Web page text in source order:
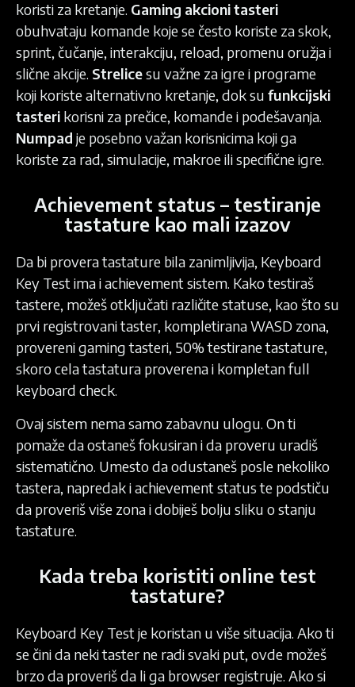
koristi za kretanje. Gaming akcioni tasteri
obuhvataju komande koje se često koriste za skok,
sprint, čučanje, interakciju, reload, promenu oružja i
slične akcije. Strelicesu važne za igre i programe
koji koriste alternativno kretanje, dok su funkcijski
tasteri korisni za prečice, komande i podešavanja.
Numpad je posebno važan korisnicima koji ga
koriste za rad, simulacije, makroe ili specifične igre.
Achievement status – testiranje
tastature kao mali izazov
Da bi provera tastature bila zanimljivija, Keyboard
Key Test ima i achievement sistem. Kako testiraš
tastere, možeš otključati različite statuse, kao što su
prvi registrovani taster, kompletirana WASD zona,
provereni gaming tasteri, 50% testirane tastature,
skoro cela tastatura proverena i kompletan full
keyboard check.
Ovaj sistem nema samo zabavnu ulogu. On ti
pomaže da ostaneš fokusiran i da proveru uradiš
sistematično. Umesto da odustaneš posle nekoliko
tastera, napredak i achievement status te podstiču
da proveriš više zona i dobiješ bolju sliku o stanju
tastature.
Kada treba koristiti online test
tastature?
Keyboard Key Test je koristan u više situacija. Ako ti
se čini da neki taster ne radi svaki put, ovde možeš
brzo da proveriš da li ga browser registruje. Ako si